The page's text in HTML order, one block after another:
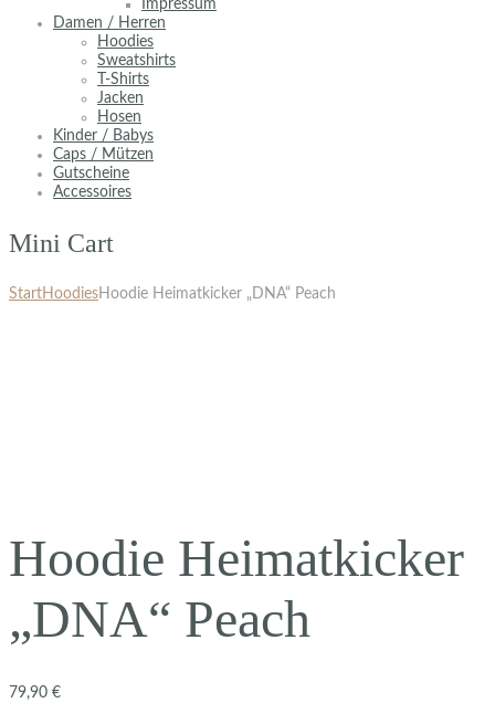
Impressum
Damen / Herren
Hoodies
Sweatshirts
T-Shirts
Jacken
Hosen
Kinder / Babys
Caps / Mützen
Gutscheine
Accessoires
Mini Cart
StartHoodiesHoodie Heimatkicker „DNA“ Peach
Hoodie Heimatkicker
„DNA“ Peach
79,90 €